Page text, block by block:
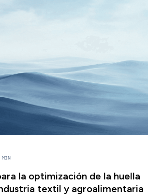
MIN
la optimización de la huella
textil y agroalimentaria